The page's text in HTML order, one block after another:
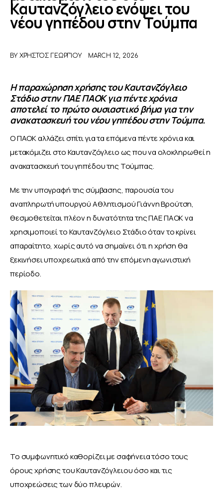
ΑΦΙΕΡΩΜΑΤΑ
Καυτανζόγλειο ενόψει του
νέου γηπέδου στην Τούμπα
BY ΧΡΉΣΤΟΣ ΓΕΩΡΓΊΟΥ MARCH 12, 2026
Η παραχώρηση χρήσης του Καυτανζόγλειο
Στάδιο στην ΠΑΕ ΠΑΟΚ για πέντε χρόνια
αποτελεί το πρώτο ουσιαστικό βήμα για την
ανακατασκευή του νέου γηπέδου στην Τούμπα.
Ο ΠΑΟΚ αλλάζει σπίτι για τα επόμενα πέντε χρόνια και
μετακόμιζει στο Καυτανζόγλειο ως που να ολοκληρωθεί η
ανακατασκευή του γηπέδου της Τούμπας.
Με την υπογραφή της σύμβασης, παρουσία του
αναπληρωτή υπουργού Αθλητισμού Γιάννη Βρούτση,
θεσμοθετείται πλέον η δυνατότητα της ΠΑΕ ΠΑΟΚ να
χρησιμοποιεί το Καυτανζόγλειο Στάδιο όταν το κρίνει
απαραίτητο, χωρίς αυτό να σημαίνει ότι η χρήση θα
ξεκινήσει υποχρεωτικά από την επόμενη αγωνιστική
περίοδο.
Το συμφωνητικό καθορίζει με σαφήνεια τόσο τους
όρους χρήσης του Καυτανζόγλειου όσο και τις
υποχρεώσεις των δύο πλευρών.